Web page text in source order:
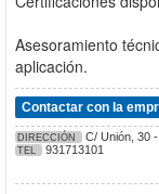
Asesoramiento
aplicación.
Contactar con la
DIRECCIÓN C/ Unión, 30
TEL 931713101